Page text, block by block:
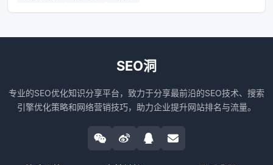
SEO洞
专业的SEO优化知识分享平台，致力于分享最前沿的SEO技术、搜索
引擎优化策略和网络营销技巧，助力企业提升网站排名与流量。